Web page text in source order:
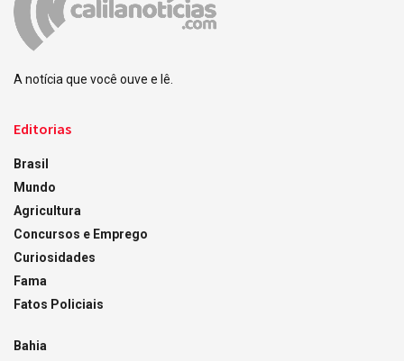
A notícia que você ouve e lê.
Editorias
Brasil
Mundo
Agricultura
Concursos e Emprego
Curiosidades
Fama
Fatos Policiais
Bahia